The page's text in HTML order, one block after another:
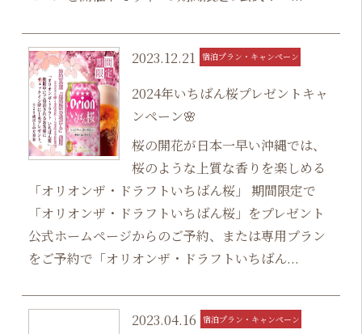
2023.12.21 宿泊プラン・キャンペーン
2024年いちばん桜プレゼントキャ
ンペーン🌸
桜の開花が日本一早い沖縄では、
桜のような上質な香りを楽しめる
「オリオンザ・ドラフトいちばん桜」 期間限定で
「オリオンザ・ドラフトいちばん桜」をプレゼント
公式ホームページからのご予約、または専用プラン
をご予約で「オリオンザ・ドラフトいちばん...
2023.04.16 宿泊プラン・キャンペーン